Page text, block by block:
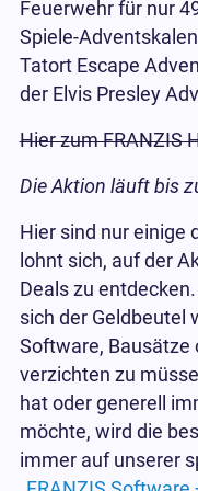
Feuerwehr für nur
Spiele-
Tatort Escape
der Elvis Presley
Hier zum FRANZIS
Die Aktion läuft bis
Hier sind nur einige
lohnt sich, auf der
Deals zu
sich der Geldbeutel
Software, Bausätze
verzichten zu
hat oder generell
möchte, wird die
immer auf unserer